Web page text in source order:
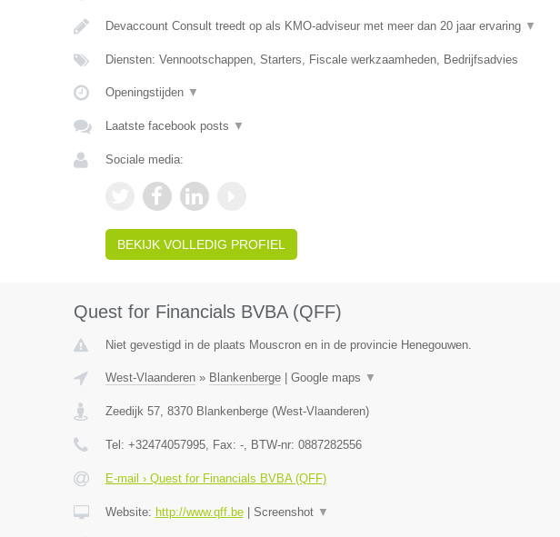
Devaccount Consult treedt op als KMO-adviseur met meer dan 20 jaar ervaring ▼
Diensten: Vennootschappen, Starters, Fiscale werkzaamheden, Bedrijfsadvies
Openingstijden ▼
Laatste facebook posts ▼
Sociale media:
BEKIJK VOLLEDIG PROFIEL
Quest for Financials BVBA (QFF)
Niet gevestigd in de plaats Mouscron en in de provincie Henegouwen.
West-Vlaanderen» Blankenberge| Google maps ▼
Zeedijk 57, 8370 Blankenberge(West-Vlaanderen)
Tel: +32474057995, Fax: -, BTW-nr: 0887282556
E-mail › Quest for Financials BVBA (QFF)
Website: http://www.qff.be| Screenshot ▼